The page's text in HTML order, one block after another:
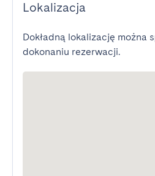
Lokalizacja
Dokładną lokalizację można
dokonaniu rezerwacji.